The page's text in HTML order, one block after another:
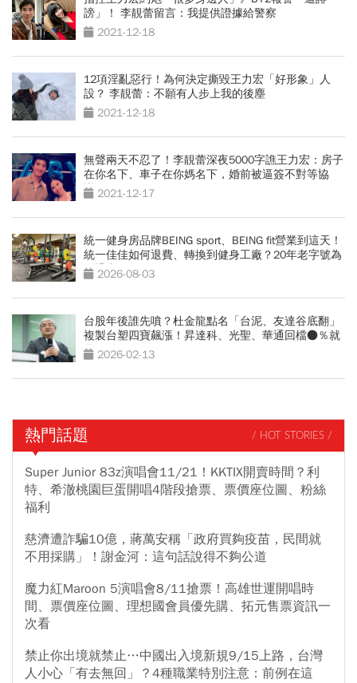
謗」！ 李靚蕾留言：我提供證據給警察
2021-12-18
12項淫亂惡行！為何決定撕毀王力宏「好形象」人
設？ 李靚蕾：不願有人步上我的後塵
2021-12-18
無聲兩天不忍了！李靚蕾深夜5000字譙王力宏：房子
在你名下、車子在你媽名下，婚前被逼簽不對等協
議...2021-12-17
統一健身房品牌BEING sport、BEING fit營業到這天！
統一佳佳如何退費、轉換到健身工廠？20年老字號為
何退出
2026-08-03
台股年後誰先噴？杜金龍點名「台泥、友達谷底翻」
複製台塑四寶飆漲！昇達科、光聖、華通回檔●％就
是買點
2026-02-13
熱門話題 / HOT STORIES /
Super Junior 83z演唱會11/21！KKTIX開賣時間？利
特、希澈桃園巨蛋開唱4階段搶票、票價座位圖、粉絲
福利
慈濟遭詐騙10億，蔣萬安稱「政府買夠疫苗，民間就
不用採購」！謝金河：這句話說得不夠公道
魔力紅Maroon 5演唱會8/11搶票！高雄世運開唱時
間、票價座位圖、理想國會員優先購、拓元售票資訊一
次看
禁止你出境就禁止…中國出入境新規9/15上路，台灣
人小心「有去無回」？4種職業特別注意：前例在這